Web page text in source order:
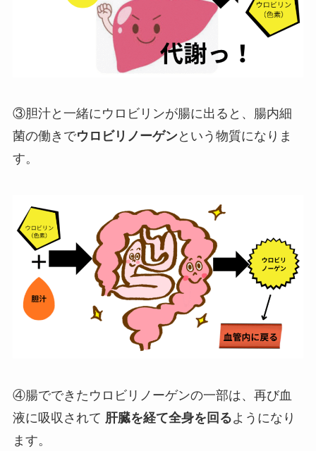
③胆汁と一緒にウロビリンが腸に出ると、腸内細
菌の働きでウロビリノーゲンという物質になりま
す。
④腸でできたウロビリノーゲンの一部は、再び血
液に吸収されて 肝臓を経て全身を回るようになり
ます。